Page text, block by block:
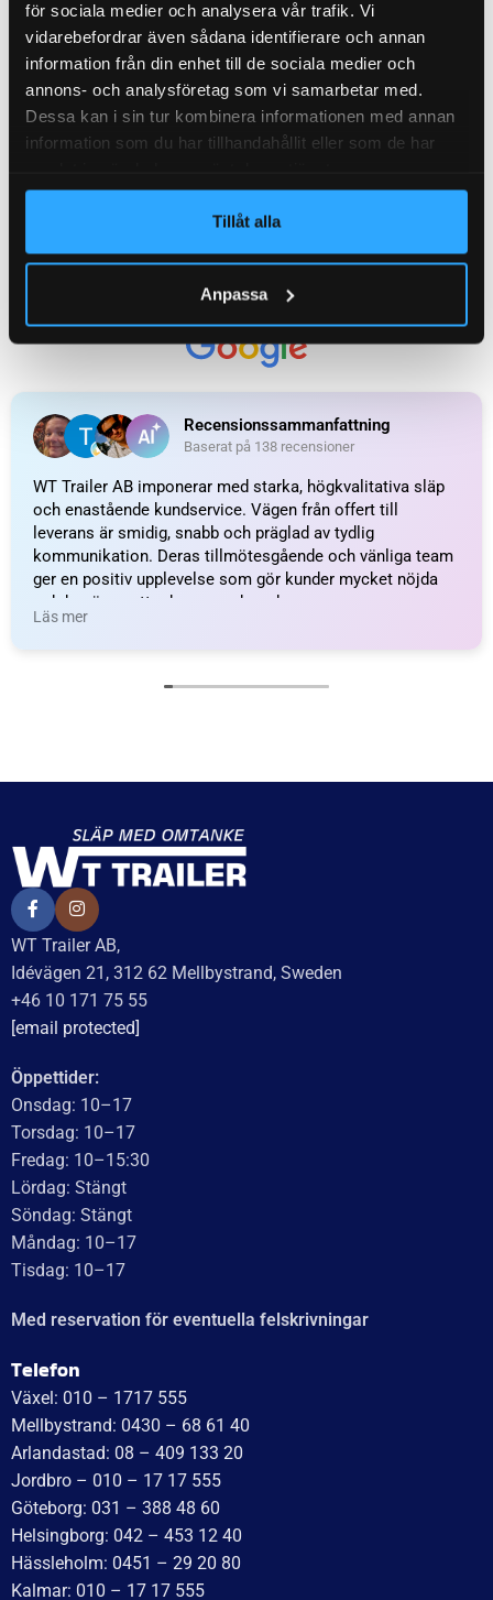
för sociala medier och analysera vår trafik. Vi
vidarebefordrar även sådana identifierare och annan
information från din enhet till de sociala medier och
annons- och analysföretag som vi samarbetar med.
Dessa kan i sin tur kombinera informationen med annan
information som du har tillhandahållit eller som de har
Tillåt alla
Anpassa
UTMÄRKT
Baserat på138 recensioner
Recensionssammanfattning
Baserat på 138 recensioner
WT Trailer AB imponerar med starka, högkvalitativa släp
och enastående kundservice. Vägen från offert till
leverans är smidig, snabb och präglad av tydlig
kommunikation. Deras tillmötesgående och vänliga team
ger en positiv upplevelse som gör kunder mycket nöjda
och benägna att rekommendera dem.
Läs mer
WT Trailer AB,
Idévägen 21, 312 62 Mellbystrand, Sweden
+46 10 171 75 55
[email protected]
Öppettider:
Onsdag: 10–17
Torsdag: 10–17
Fredag: 10–15:30
Lördag: Stängt
Söndag: Stängt
Måndag: 10–17
Tisdag: 10–17
Med reservation för eventuella felskrivningar
Telefon
Växel: 010 – 1717 555
Mellbystrand: 0430 – 68 61 40
Arlandastad: 08 – 409 133 20
Jordbro – 010 – 17 17 555
Göteborg: 031 – 388 48 60
Helsingborg: 042 – 453 12 40
Hässleholm: 0451 – 29 20 80
Kalmar: 010 – 17 17 555